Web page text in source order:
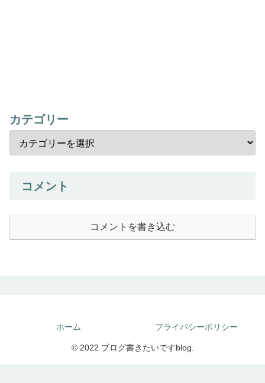
カテゴリー
コメント
コメントを書き込む
ホーム プライバシーポリシー
© 2022 ブログ書きたいですblog.